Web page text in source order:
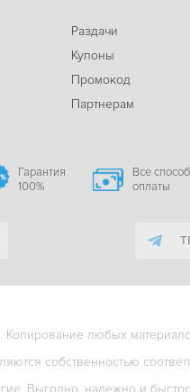
Раздачи
Купоны
Промокод
Партнерам
Гарантия
100%
Все
оплаты
любых
собственностью
Выгодно, надежно и